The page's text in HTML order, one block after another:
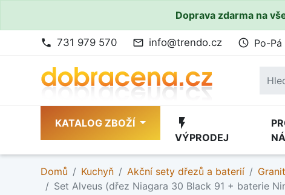
Doprava zdarma na
phone 731 979 570 mail_outline info@trendo.cz access_time Po-Pá
KATALOG ZBOŽÍ flash_on
VÝPRODEJ
Domů Kuchyň Akční sety dřezů a baterií
Set Alveus (dřez Niagara 30 Black 91 + baterie